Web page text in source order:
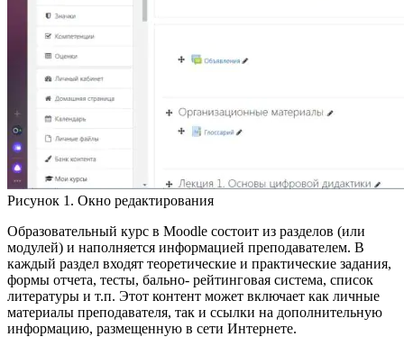
Рисунок 1. Окно редактирования
Образовательный курс в Moodle состоит из разделов (или
модулей) и наполняется информацией преподавателем. В
каждый раздел входят теоретические и практические задания,
формы отчета, тесты, бально- рейтинговая система, список
литературы и т.п. Этот контент может включает как личные
материалы преподавателя, так и ссылки на дополнительную
информацию, размещенную в сети Интернете.